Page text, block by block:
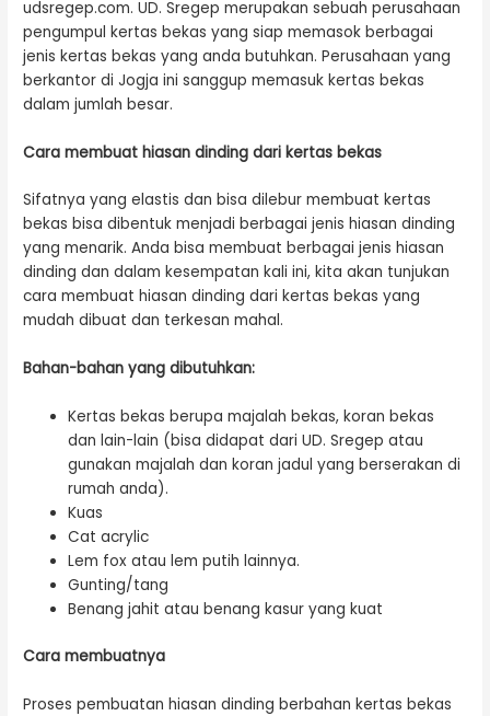
udsregep.com. UD. Sregep merupakan sebuah perusahaan
pengumpul kertas bekas yang siap memasok berbagai
jenis kertas bekas yang anda butuhkan. Perusahaan yang
berkantor di Jogja ini sanggup memasuk kertas bekas
dalam jumlah besar.
Cara membuat hiasan dinding dari kertas bekas
Sifatnya yang elastis dan bisa dilebur membuat kertas
bekas bisa dibentuk menjadi berbagai jenis hiasan dinding
yang menarik. Anda bisa membuat berbagai jenis hiasan
dinding dan dalam kesempatan kali ini, kita akan tunjukan
cara membuat hiasan dinding dari kertas bekas yang
mudah dibuat dan terkesan mahal.
Bahan-bahan yang dibutuhkan:
Kertas bekas berupa majalah bekas, koran bekas
dan lain-lain (bisa didapat dari UD. Sregep atau
gunakan majalah dan koran jadul yang berserakan di
rumah anda).
Kuas
Cat acrylic
Lem fox atau lem putih lainnya.
Gunting/tang
Benang jahit atau benang kasur yang kuat
Cara membuatnya
Proses pembuatan hiasan dinding berbahan kertas bekas